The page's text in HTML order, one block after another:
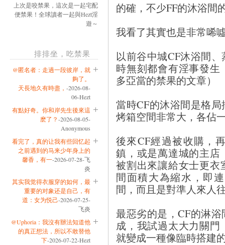
上次是咬禁果，這次是一起宅配
便禁果！全球讀者一起與Hezt淫
遊～
排排坐，吃禁果
@匿名者：走過一段彼岸，就
夠了。
天長地久有時盡， -2026-08-
06-Hezt
有點好奇。你和岸先生後來這
麽了？-2026-08-05-
Anonymous
看完了，真的让我有些回忆起
之前遇到的马来少年身上的
馨香，有一-2026-07-28-飞
炎
其实我觉得衣服穿的如何，最
重要的对象还是自己，有
道：女为悦己-2026-07-25-
飞炎
@Uphoria：我沒有辦法知道他
的真正想法，所以不敢替他
下-2026-07-22-Hezt
的確，不少FF的沐浴間
我看了其實也是非常唏
以前谷中城CF沐浴間
時無刻都會有淫事發
多亞當的禁果的文章）
當時CF的沐浴間是格
烤箱空間非常大，各佔
後來CF經過被收購，
鎮，或是萬達城的主店
被割出來讓給女士更衣
間面積大為縮水，即
間，而且是對準人來人
最惡劣的是，CF的淋
成，我試過太大力關
就變成一種像臨時搭建